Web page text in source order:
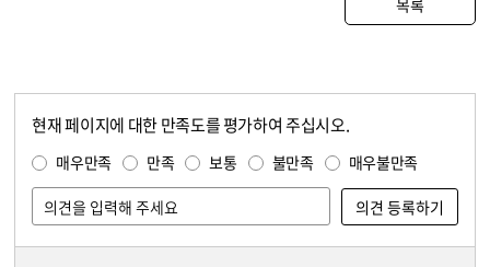
목록
현재 페이지에 대한 만족도를 평가하여 주십시오.
매우만족 만족 보통 불만족 매우불만족